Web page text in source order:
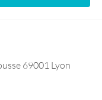
69001 Lyon